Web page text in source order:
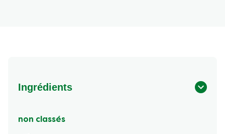
Ingrédients
non classés